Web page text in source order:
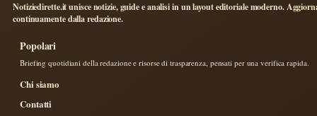
Notiziedirette.it unisce notizie, guide e analisi in un layout editoriale moderno.
continuamente dalla redazione.
Popolari
Briefing quotidiani della redazione e risorse di trasparenza, pensati per una verifica rapida.
Chi siamo
Contatti